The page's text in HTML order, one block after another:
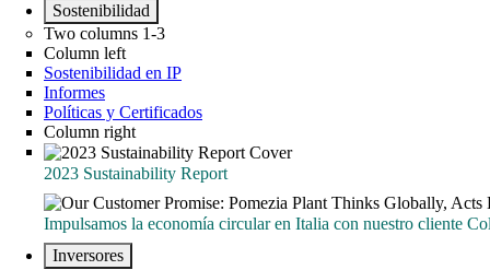
Sostenibilidad
Two columns 1-3
Column left
Sostenibilidad en IP
Informes
Políticas y Certificados
Column right
2023 Sustainability Report
2023 Sustainability Report
Impulsamos la economía circular en Italia con nuestro cliente
Impulsamos la economía circular en Italia con nuestro cliente
Inversores